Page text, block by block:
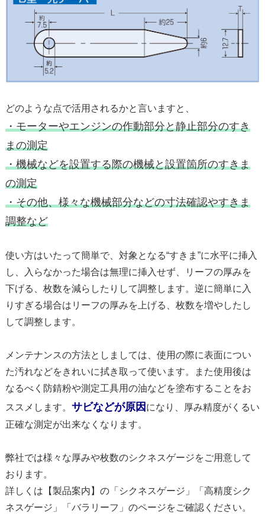
どのような点で活用されるかと言いますと、
・モーターやエンジンの作動部分と静止部分のすき
まの測定
・機械などを設置する際の機械と設置箇所のすきま
の測定
・その他、様々な機械部分などの寸法確認やすきま
調整など
使い方はいたって簡単で、対象となる“すきま”に水平に挿入
し、入らなかった場合は無理に挿入せず、リーフの厚みを
下げる、枚数を減らしたりして調整します。逆に簡単に入
りすぎる場合はリーフの厚みを上げる、枚数を増やしたし
して調整します。
メンテナンスの方法としましては、使用の際に表面につい
た汚れなどをきれいに拭き取って使います。また使用後は
なるべく防錆粉や測定工具用の油などを塗布することをお
ススメします。 サビなどが原因 になり、厚み精度がくるい
正確な測定が出来なくなります。
弊社では様々な厚みや枚数のシクネスゲージをご用意して
おります。
詳しくは【製品案内】の「シクネスゲージ」「高精度シク
ネスゲージ」「バラリーフ」のページをご確認ください。